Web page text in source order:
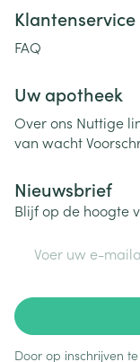
Klantenservice
FAQ
Uw apotheek
Over ons Nuttige
van wacht
Nieuwsbrief
Blijf op de hoogte
Door op inschrijven